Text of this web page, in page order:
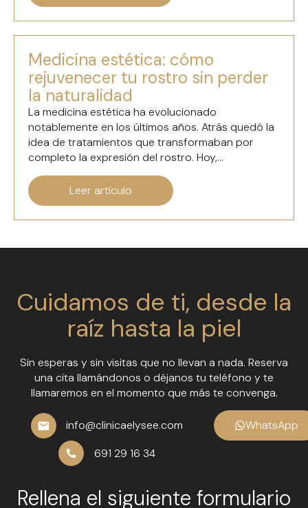
Medicina estética: cómo
rejuvenecer tu rostro sin perder
la naturalidad
La medicina estética ha evolucionado
notablemente en los últimos años. Atrás quedó la
idea de tratamientos que transformaban por
completo la expresión del rostro. Hoy,...
Leer artículo
Cuidamos de ti, desde la
raíz hasta la piel
Sin esperas y sin visitas que no llevan a nada. Reserva
una cita llamándonos o déjanos tu teléfono y te
llamaremos en el momento que más te convenga.
info@clinicaelysee.com
691 29 16 34
WhatsApp
Rellena el siguiente formulario